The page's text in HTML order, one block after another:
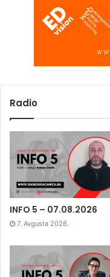
Radio
INFO 5 – 07.08.2026
7. Avgusta 2026.